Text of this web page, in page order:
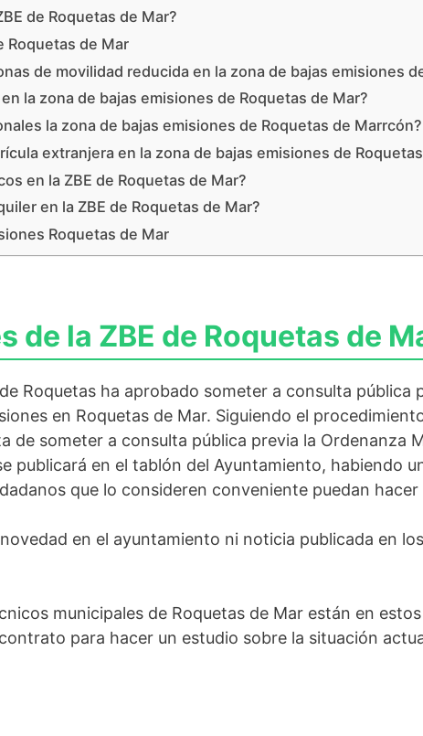
de Roquetas de Mar?
Roquetas de Mar
de movilidad reducida en la zona de bajas emisiones
la zona de bajas emisiones de Roquetas de Mar?
la zona de bajas emisiones de Roquetas de Marrcón?
extranjera en la zona de bajas emisiones de
en la ZBE de Roquetas de Mar?
en la ZBE de Roquetas de Mar?
Roquetas de Mar
de la ZBE de Roquetas de
Roquetas ha aprobado someter a consulta pública
en Roquetas de Mar. Siguiendo el
de someter a consulta pública previa la Ordenanza
publicará en el tablón del Ayuntamiento, habiendo
que lo consideren conveniente puedan
en el ayuntamiento ni noticia publicada en
municipales de Roquetas de Mar están en
para hacer un estudio sobre la situación